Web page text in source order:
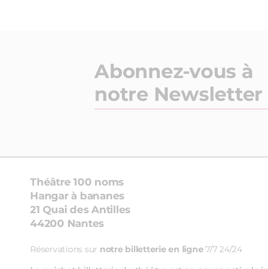
Abonnez-vous à
notre Newsletter
Théâtre 100 noms
Hangar à bananes
21 Quai des Antilles
44200 Nantes
Réservations sur notre billetterie en ligne 7/7 24/24